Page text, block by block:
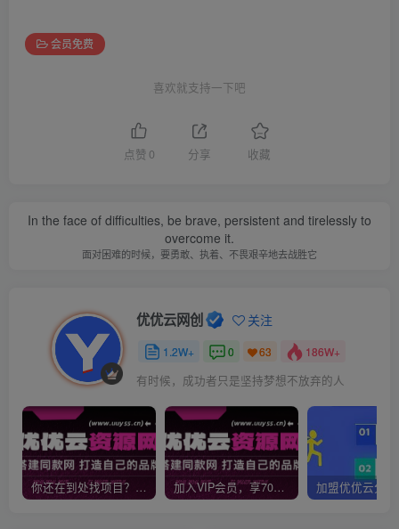
会员免费
喜欢就支持一下吧
点赞 0 分享 收藏
In the face of difficulties, be brave, persistent and tirelessly to
overcome it.
面对困难的时候，要勇敢、执着、不畏艰辛地去战胜它
优优云网创 关注
1.2W+ 0 63 186W+
有时候，成功者只是坚持梦想不放弃的人
你还在到处找项目？还在当韭菜？我靠网创资源站一个月收入5万+，曾经我也是个失败者。 加入VIP会员，享70%的推广提成，免费学习多种网上创业课程，菜鸟秒变大神！